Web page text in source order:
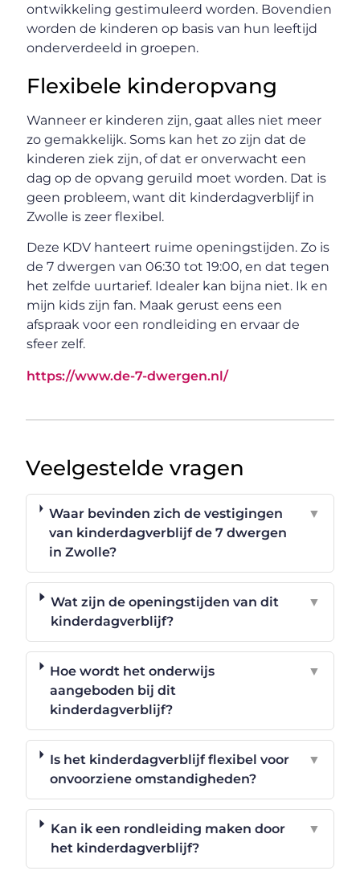
ontwikkeling gestimuleerd worden. Bovendien
worden de kinderen op basis van hun leeftijd
onderverdeeld in groepen.
Flexibele kinderopvang
Wanneer er kinderen zijn, gaat alles niet meer
zo gemakkelijk. Soms kan het zo zijn dat de
kinderen ziek zijn, of dat er onverwacht een
dag op de opvang geruild moet worden. Dat is
geen probleem, want dit kinderdagverblijf in
Zwolle is zeer flexibel.
Deze KDV hanteert ruime openingstijden. Zo is
de 7 dwergen van 06:30 tot 19:00, en dat tegen
het zelfde uurtarief. Idealer kan bijna niet. Ik en
mijn kids zijn fan. Maak gerust eens een
afspraak voor een rondleiding en ervaar de
sfeer zelf.
https://www.de-7-dwergen.nl/
Veelgestelde vragen
Waar bevinden zich de vestigingen
van kinderdagverblijf de 7 dwergen
in Zwolle?
▼
Wat zijn de openingstijden van dit
kinderdagverblijf?
▼
Hoe wordt het onderwijs
aangeboden bij dit
kinderdagverblijf?
▼
Is het kinderdagverblijf flexibel voor
onvoorziene omstandigheden?
▼
Kan ik een rondleiding maken door
het kinderdagverblijf?
▼